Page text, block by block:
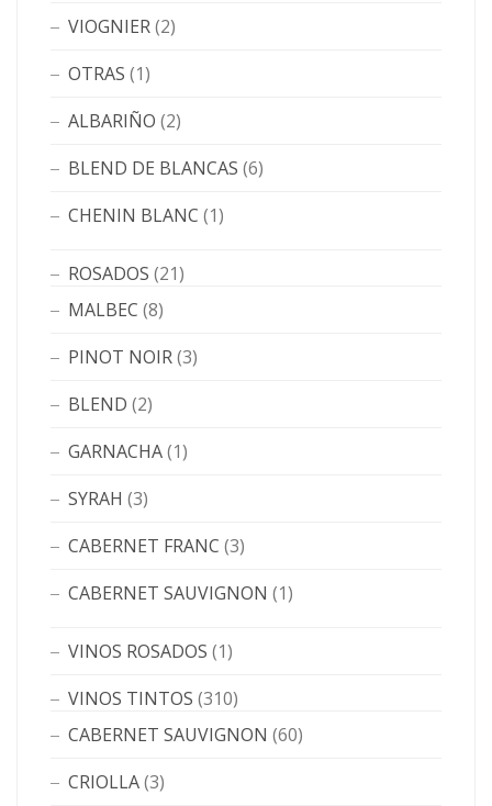
VIOGNIER(2)
OTRAS (1)
ALBARIÑO (2)
BLEND DE BLANCAS (6)
CHENIN BLANC (1)
ROSADOS (21)
MALBEC (8)
PINOT NOIR(3)
BLEND (2)
GARNACHA(1)
SYRAH (3)
CABERNET FRANC (3)
CABERNET SAUVIGNON (1)
VINOS ROSADOS (1)
VINOS TINTOS (310)
CABERNET SAUVIGNON (60)
CRIOLLA(3)